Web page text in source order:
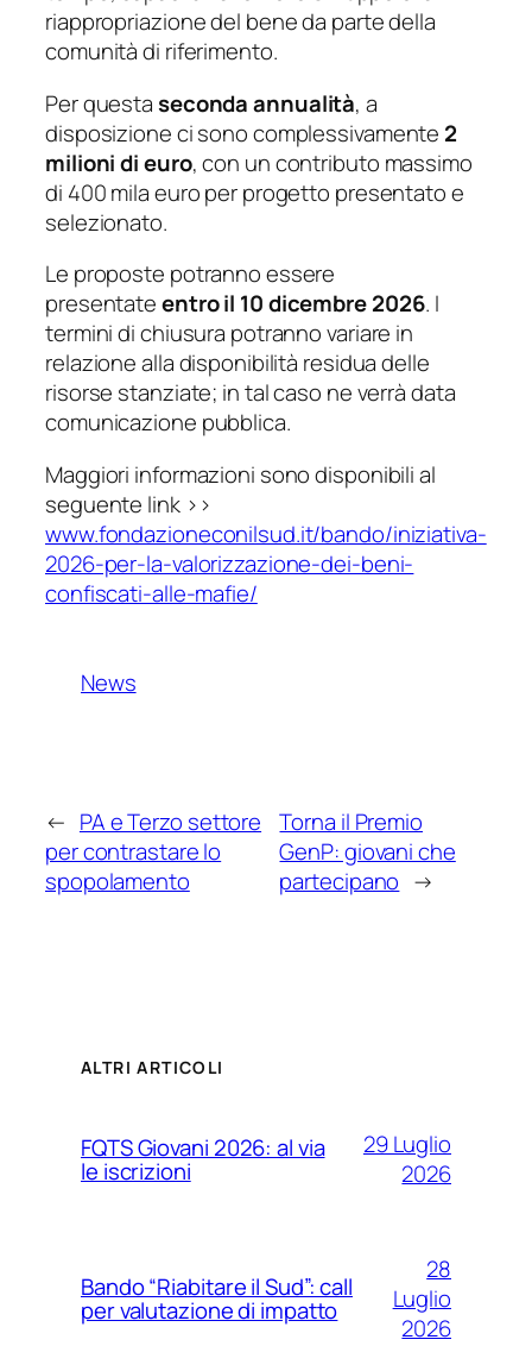
riappropriazione del bene da parte della
comunità di riferimento.
Per questaseconda annualità, a
disposizione ci sono complessivamente 2
milioni di euro, con un contributo massimo
di 400 mila euro per progetto presentato e
selezionato.
Le proposte potranno essere
presentateentro il 10 dicembre 2026. I
termini di chiusura potranno variare in
relazione alla disponibilità residua delle
risorse stanziate; in tal caso ne verrà data
comunicazione pubblica.
Maggiori informazioni sono disponibili al
seguente link >>
www.fondazioneconilsud.it/bando/iniziativa-
2026-per-la-valorizzazione-dei-beni-
confiscati-alle-mafie/
News
← PA e Terzo settore
per contrastare lo
spopolamento
Torna il Premio
GenP: giovani che
partecipano →
ALTRI ARTICOLI
FQTS Giovani 2026: al via
le iscrizioni
29 Luglio
2026
Bando “Riabitare il Sud”: call
per valutazione di impatto
28
Luglio
2026